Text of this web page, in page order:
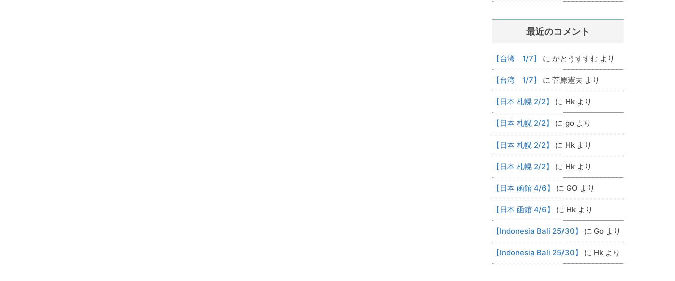
最近のコメント
【台湾 1/7】 に かとうすすむ より
【台湾 1/7】 に 菅原憲夫 より
【日本 札幌 2/2】 に Hkより
【日本 札幌 2/2】 に goより
【日本 札幌 2/2】 に Hkより
【日本 札幌 2/2】 に Hkより
【日本 函館 4/6】 に GO より
【日本 函館 4/6】 に Hkより
【Indonesia Bali 25/30】 に Goより
【Indonesia Bali 25/30】 に Hkより